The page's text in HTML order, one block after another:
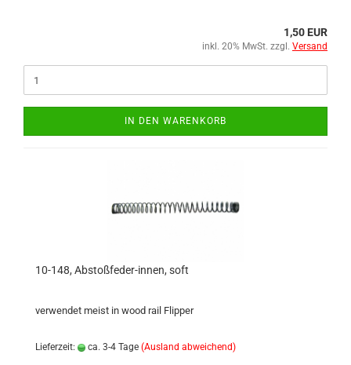
1,50 EUR
inkl. 20% MwSt. zzgl. Versand
IN DEN WARENKORB
10-148, Abstoßfeder-innen, soft
verwendet meist in wood rail Flipper
Lieferzeit: ca. 3-4 Tage (Ausland abweichend)